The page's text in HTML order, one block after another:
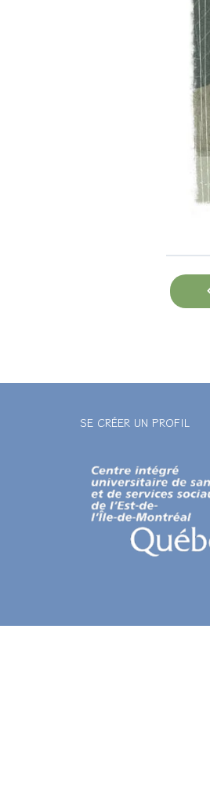
SE CRÉER UN PROFIL